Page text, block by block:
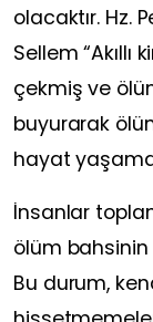
olacaktır. Hz.
Sellem
çekmiş ve
buyurarak
hayat
İnsanlar
ölüm bahsinin
Bu durum,